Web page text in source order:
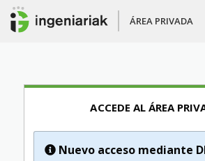
ÁREA PRIVADA
ACCEDE AL ÁREA
Nuevo acceso mediante